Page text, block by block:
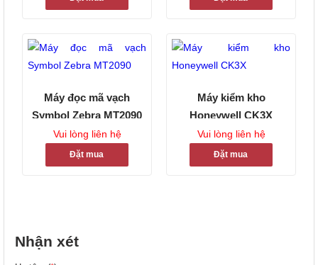
Máy đọc mã vạch
Symbol Zebra MT2090
Vui lòng liên hệ
Đặt mua
Máy kiểm kho
Honeywell CK3X
Vui lòng liên hệ
Đặt mua
Nhận xét